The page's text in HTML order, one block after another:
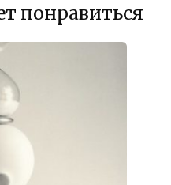
понравиться